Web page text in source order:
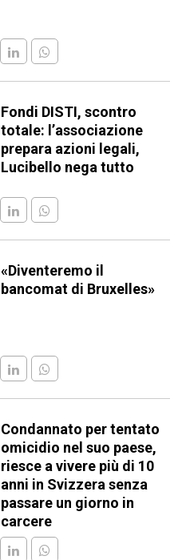
Fondi DISTI, scontro
totale: l’associazione
prepara azioni legali,
Lucibello nega tutto
«Diventeremo il
bancomat di Bruxelles»
Condannato per tentato
omicidio nel suo paese,
riesce a vivere più di 10
anni in Svizzera senza
passare un giorno in
carcere